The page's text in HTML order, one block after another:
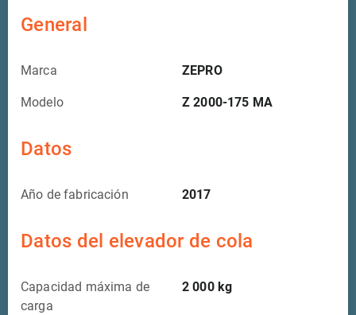
General
Marca ZEPRO
Modelo Z 2000-175 MA
Datos
Año de fabricación 2017
Datos del elevador de cola
Capacidad máxima de
carga
2 000 kg